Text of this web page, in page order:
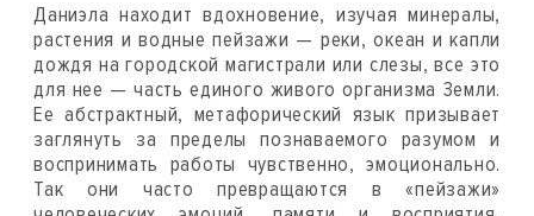
Даниэла находит вдохновение, изучая минералы,
растения и водные пейзажи — реки, океан и капли
дождя на городской магистрали или слезы, все это
для нее — часть единого живого организма Земли.
Ее абстрактный, метафорический язык призывает
заглянуть за пределы познаваемого разумом и
воспринимать работы чувственно, эмоционально.
Так они часто превращаются в «пейзажи»